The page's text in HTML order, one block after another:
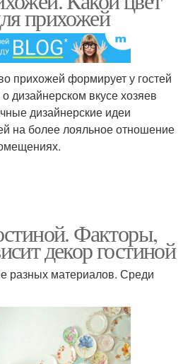
прихожей
прихожей формирует у гостей
дизайнерском вкусе хозяев
дизайнерские идеи
на более лояльное отношение
Факторы,
декор гостиной
разных материалов. Среди